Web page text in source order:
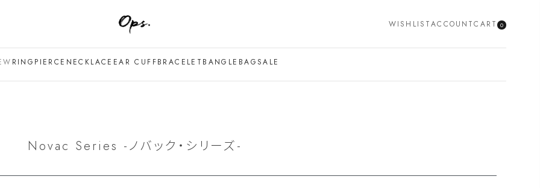
WISHLISTACCOUNTCART 0
RING PIERCE NECKLACE EAR CUFFBRACELET BANGLE BAGSALE
Novac Series -ノバック・シリーズ-